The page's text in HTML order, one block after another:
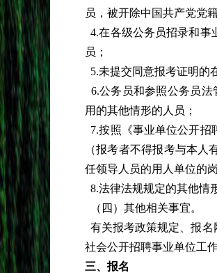
员，被开除中国共产党党
4.在各级公务员招录和事
员；
5.未提交同意报考证明的
6.公务员和参照公务员
用的其他情形的人员；
7.按照《事业单位公开招
（报考者不得报考与本
任领导人员的用人单位的岗
8.法律法规规定的其他情
（四）其他相关事宜。
有关报考政策规定、报名
社会公开招聘事业单位工
三、报名